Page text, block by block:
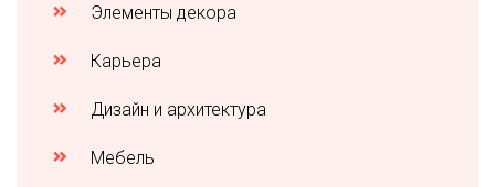
Элементы декора
Карьера
Дизайн и архитектура
Мебель